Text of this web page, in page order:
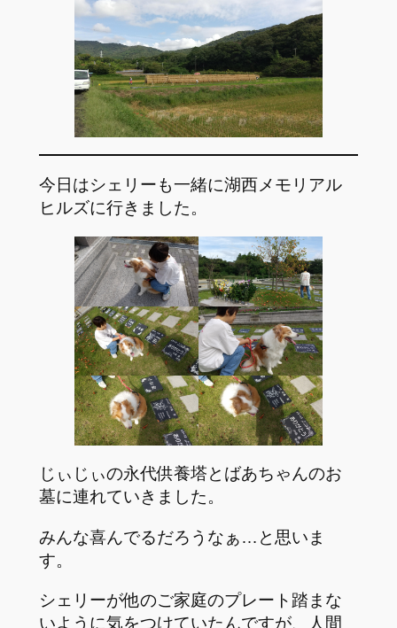
今日はシェリーも一緒に湖西メモリアル
ヒルズに行きました。
じぃじぃの永代供養塔とばあちゃんのお
墓に連れていきました。
みんな喜んでるだろうなぁ…と思いま
す。
シェリーが他のご家庭のプレート踏まな
いように気をつけていたんですが、人間